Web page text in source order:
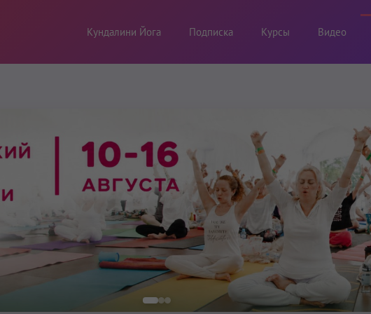
Кундалини Йога Подписка Курсы Видео